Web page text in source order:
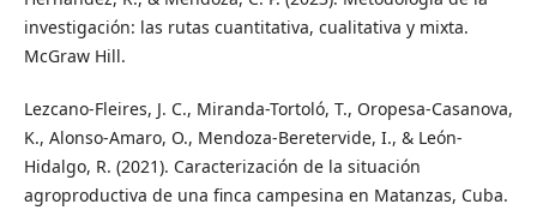
investigación: las rutas cuantitativa, cualitativa y mixta.
McGraw Hill.
Lezcano-Fleires, J. C., Miranda-Tortoló, T., Oropesa-Casanova,
K., Alonso-Amaro, O., Mendoza-Beretervide, I., & León-
Hidalgo, R. (2021). Caracterización de la situación
agroproductiva de una finca campesina en Matanzas, Cuba.